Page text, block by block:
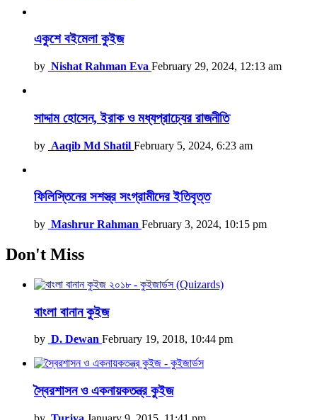
একুশে বইমেলা কুইজ
by Nishat Rahman Eva February 29, 2024, 12:13 am
সাদ্দাম হোসেন, ইরাক ও মধ্যপ্রাচ্যের রাজনীতি
by Aaqib Md Shatil February 5, 2024, 6:23 am
ফিলিস্তিনের সশস্ত্র সংগ্রামীদের ইতিবৃত্ত
by Mashrur Rahman February 3, 2024, 10:15 pm
Don't Miss
বাংলা বানান কুইজ
by D. Dewan February 19, 2018, 10:44 pm
স্বৈরশাসন ও একনায়কতন্ত্র কুইজ